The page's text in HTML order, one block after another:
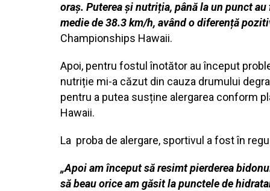
oraș. Puterea și nutriția, până la un punct
medie de 38.3 km/h, având o diferență
Championships Hawaii.
Apoi, pentru fostul înotător au început
nutriție mi-a căzut din cauza drumului
pentru a putea susține alergarea conform
Hawaii.
La proba de alergare, sportivul a fost în
„Apoi am început să resimt pierderea
să beau orice am găsit la punctele de